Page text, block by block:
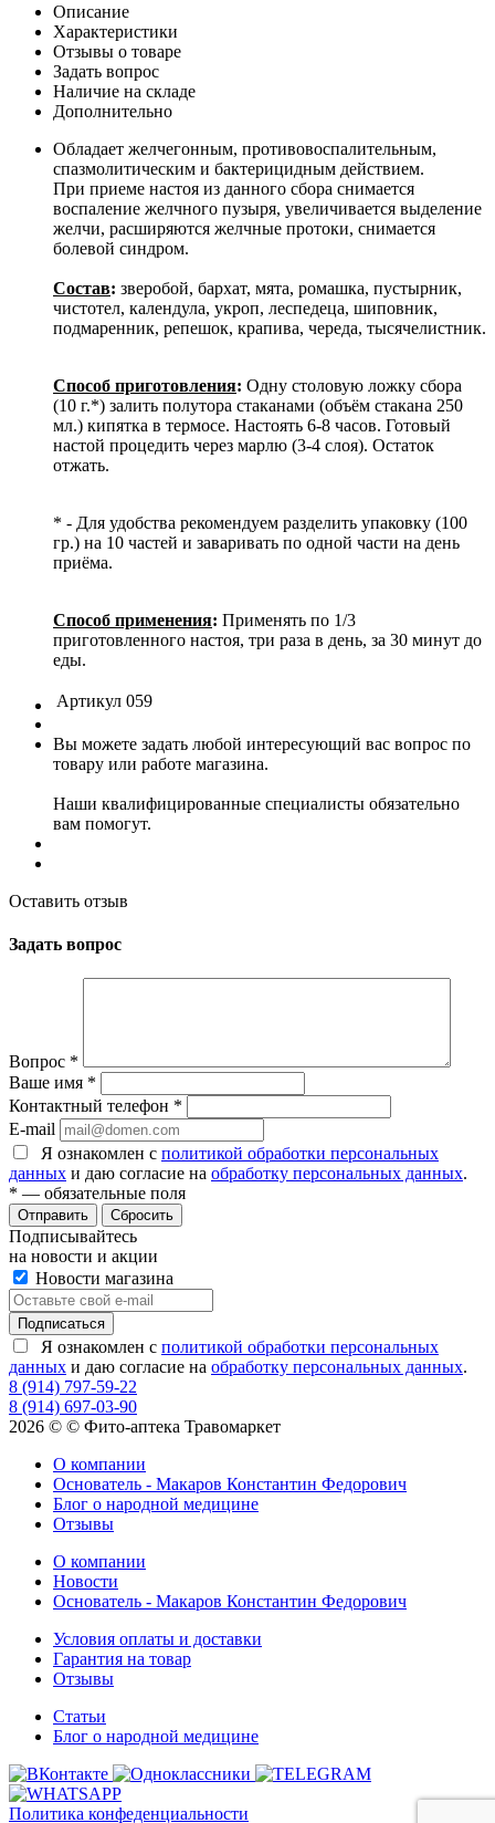
Описание
Характеристики
Отзывы о товаре
Задать вопрос
Наличие на складе
Дополнительно
Обладает желчегонным, противовоспалительным,
спазмолитическим и бактерицидным действием.
При приеме настоя из данного сбора снимается
воспаление желчного пузыря, увеличивается выделение
желчи, расширяются желчные протоки, снимается
болевой синдром.
Состав: зверобой, бархат, мята, ромашка, пустырник,
чистотел, календула, укроп, леспедеца, шиповник,
подмаренник, репешок, крапива, череда, тысячелистник.
Способ приготовления: Одну столовую ложку сбора
(10 г.*) залить полутора стаканами (объём стакана 250
мл.) кипятка в термосе. Настоять 6-8 часов. Готовый
настой процедить через марлю (3-4 слоя). Остаток
отжать.
* - Для удобства рекомендуем разделить упаковку (100
гр.) на 10 частей и заваривать по одной части на день
приёма.
Способ применения: Применять по 1/3
приготовленного настоя, три раза в день, за 30 минут до
еды.
Артикул 059
Вы можете задать любой интересующий вас вопрос по
товару или работе магазина.
Наши квалифицированные специалисты обязательно
вам помогут.
Оставить отзыв
Задать вопрос
Вопрос *
Ваше имя *
Контактный телефон *
E-mail
Я ознакомлен с политикой обработки персональных
данных и даю согласие на обработку персональных данных.
* — обязательные поля
Сбросить
Подписывайтесь
на новости и акции
Новости магазина
Я ознакомлен с политикой обработки персональных
данных и даю согласие на обработку персональных данных.
8 (914) 797-59-22
8 (914) 697-03-90
2026 © © Фито-аптека Травомаркет
О компании
Основатель - Макаров Константин Федорович
Блог о народной медицине
Отзывы
О компании
Новости
Основатель - Макаров Константин Федорович
Условия оплаты и доставки
Гарантия на товар
Отзывы
Статьи
Блог о народной медицине
Политика конфеденциальности